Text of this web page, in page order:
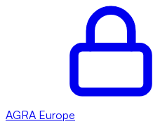
AGRA Europe